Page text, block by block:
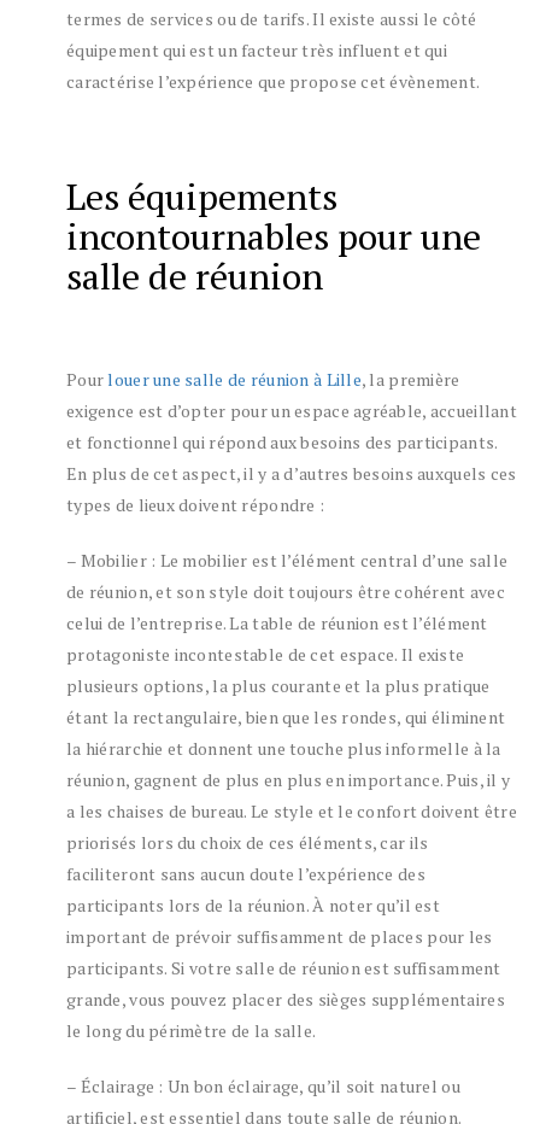
termes de services ou de tarifs. Il existe aussi le côté
équipement qui est un facteur très influent et qui
caractérise l’expérience que propose cet évènement.
Les équipements
incontournables pour une
salle de réunion
Pourlouer une salle de réunion à Lille, la première
exigence est d’opter pour un espace agréable, accueillant
et fonctionnel qui répond aux besoins des participants.
En plus de cet aspect, il y a d’autres besoins auxquels ces
types de lieux doivent répondre :
– Mobilier : Le mobilier est l’élément central d’une salle
de réunion, et son style doit toujours être cohérent avec
celui de l’entreprise. La table de réunion est l’élément
protagoniste incontestable de cet espace. Il existe
plusieurs options, la plus courante et la plus pratique
étant la rectangulaire, bien que les rondes, qui éliminent
la hiérarchie et donnent une touche plus informelle à la
réunion, gagnent de plus en plus en importance. Puis, il y
a les chaises de bureau. Le style et le confort doivent être
priorisés lors du choix de ces éléments, car ils
faciliteront sans aucun doute l’expérience des
participants lors de la réunion. À noter qu’il est
important de prévoir suffisamment de places pour les
participants. Si votre salle de réunion est suffisamment
grande, vous pouvez placer des sièges supplémentaires
le long du périmètre de la salle.
– Éclairage : Un bon éclairage, qu’il soit naturel ou
artificiel, est essentiel dans toute salle de réunion.